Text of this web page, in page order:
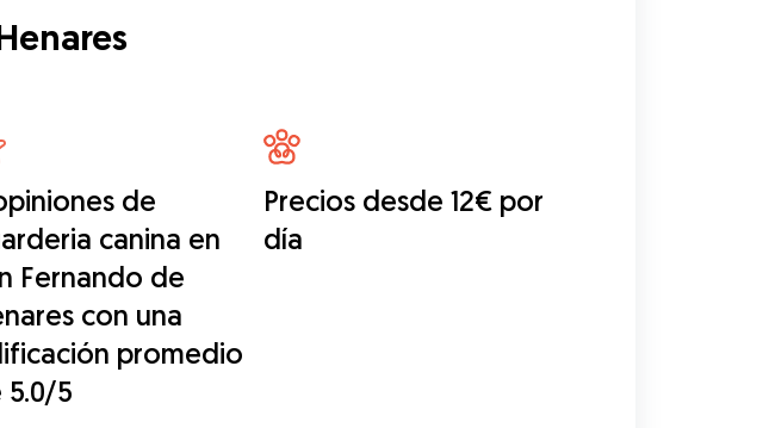
de
canina en
Fernando de
con una
promedio
5.0/5
Precios desde 12€ por
día